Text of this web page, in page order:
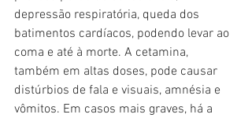
depressão respiratória, queda dos
batimentos cardíacos, podendo levar ao
coma e até à morte. A cetamina,
também em altas doses, pode causar
distúrbios de fala e visuais, amnésia e
vômitos. Em casos mais graves, há a